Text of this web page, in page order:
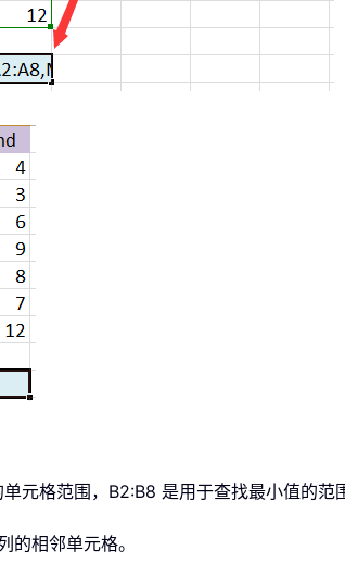
元格范围，B2:B8 是用于查找最小值的范
的相邻单元格。